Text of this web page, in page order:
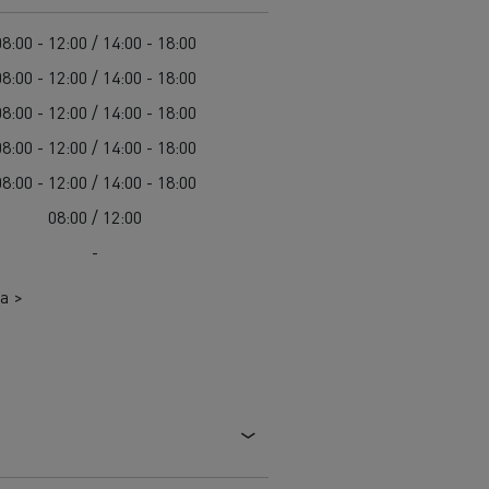
Pojazdy dla jednostek samorządu terytorialnego
Pojazdy ratowniczo-gaśnicze
W 100% elektryczny pojazd komunalny
Zbiórka odpadów
Czyszczenie i konserwacja kanalizacji
Leasing dla pojazdów elektrycznych
Design: rewolucja w pojazdach elektrycznych
Firma Guerlain i dostawy do 15 sklepów w
Paryżu
- 12:00 / 14:00 - 18:00
- 12:00 / 14:00 - 18:00
- 12:00 / 14:00 - 18:00
- 12:00 / 14:00 - 18:00
- 12:00 / 14:00 - 18:00
08:00 / 12:00
-
>